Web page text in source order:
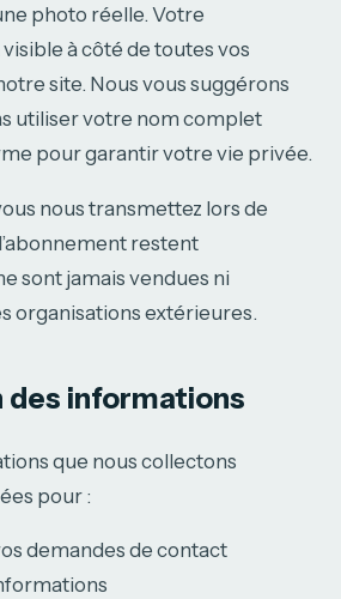
photo réelle. Votre
à côté de toutes vos
site. Nous vous suggérons
utiliser votre nom complet
pour garantir votre vie privée.
nous transmettez lors de
restent
sont jamais vendues ni
organisations extérieures.
des informations
que nous collectons
pour :
demandes de contact